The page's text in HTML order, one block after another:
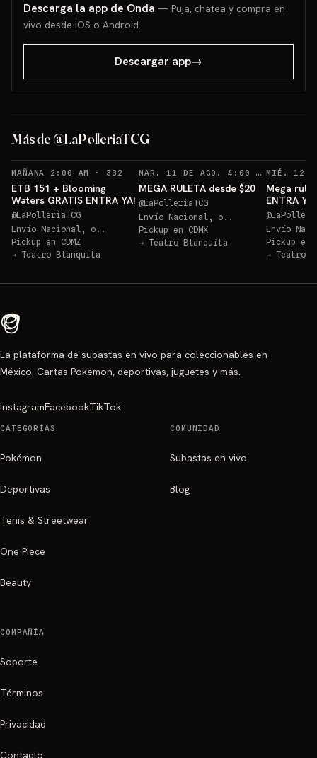
Descarga la app de Onda — Puja, chatea y compra en
vivo desde iOS o Android.
Descargar app→
Más de @LaPolleriaTCG
Sorteo: ETB 151 GRATIS! →
MAÑANA 2:00 AM · 332 RECORDATORIOS
ETB 151 + Blooming
Waters GRATIS ENTRA YA!
@LaPolleriaTCG
Envío Nacional, o..
Pickup en CDMZ
→ Teatro Blanquita
MAR. 11 DE AGO. 4:00 AM · 127
MEGA RULETA desde $20
@LaPolleriaTCG
Envío Nacional, o..
Pickup en CDMX
→ Teatro Blanquita
Mega
ENTRA YA
@
Envío
Pickup en
→ Teatro
La plataforma de subastas en vivo para coleccionables en
México. Cartas Pokémon, deportivas, juguetes y más.
InstagramFacebookTikTok
CATEGORÍAS
Pokémon
Deportivas
Tenis & Streetwear
One Piece
Beauty
COMUNIDAD
Subastas en vivo
Blog
COMPAÑÍA
Soporte
Términos
Privacidad
Contacto